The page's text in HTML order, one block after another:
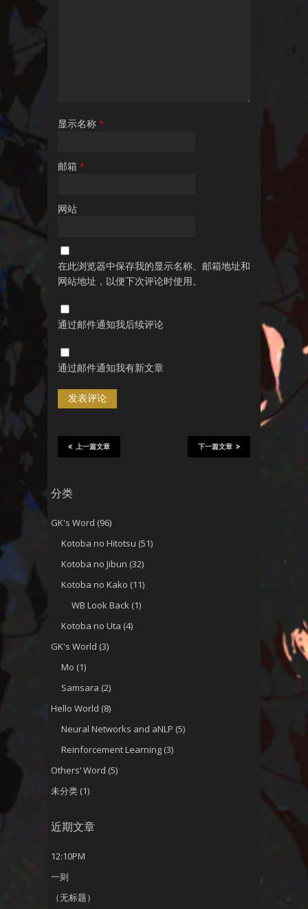
显示名称 *
邮箱 *
网站
在此浏览器中保存我的显示名称、邮箱地址和
网站地址，以便下次评论时使用。
通过邮件通知我后续评论
通过邮件通知我有新文章
下一篇文章
上一篇文章
分类
GK's Word (96)
Kotoba no Hitotsu (51)
Kotoba no Jibun (32)
Kotoba no Kako (11)
WB Look Back (1)
Kotoba no Uta (4)
GK's World (3)
Mo (1)
Samsara (2)
Hello World (8)
Neural Networks and aNLP (5)
Reinforcement Learning (3)
Others‘ Word (5)
未分类 (1)
近期文章
12:10PM
一则
（无标题）